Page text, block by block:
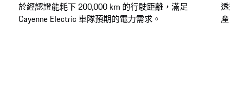
於經認證能耗下 200,000 km 的行駛距離，滿足
Cayenne Electric 車隊預期的電力需求。